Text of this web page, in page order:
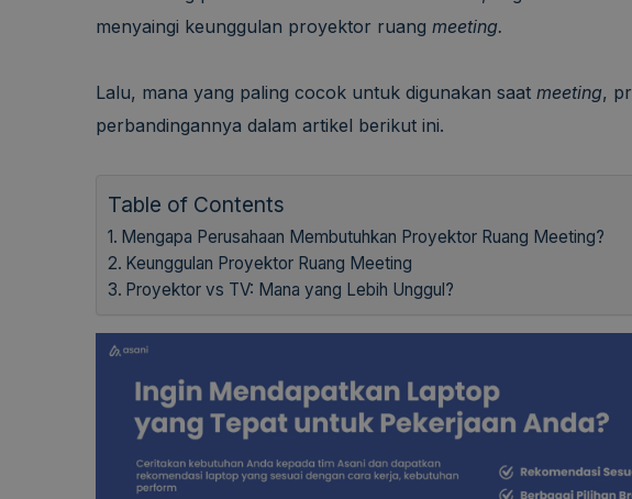
menyaingi keunggulan proyektor ruang meeting.
Lalu, mana yang paling cocok untuk digunakan saat meeting,
perbandingannya dalam artikel berikut ini.
Table of Contents
Mengapa Perusahaan Membutuhkan Proyektor Ruang Meeting?
Keunggulan Proyektor Ruang Meeting
Proyektor vs TV: Mana yang Lebih Unggul?